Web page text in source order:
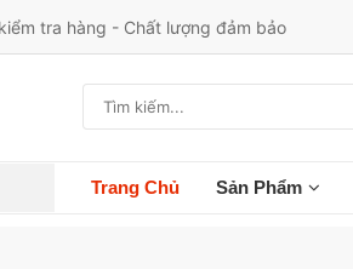
tra hàng - Chất lượng đảm bảo
Trang Chủ Sản Phẩm